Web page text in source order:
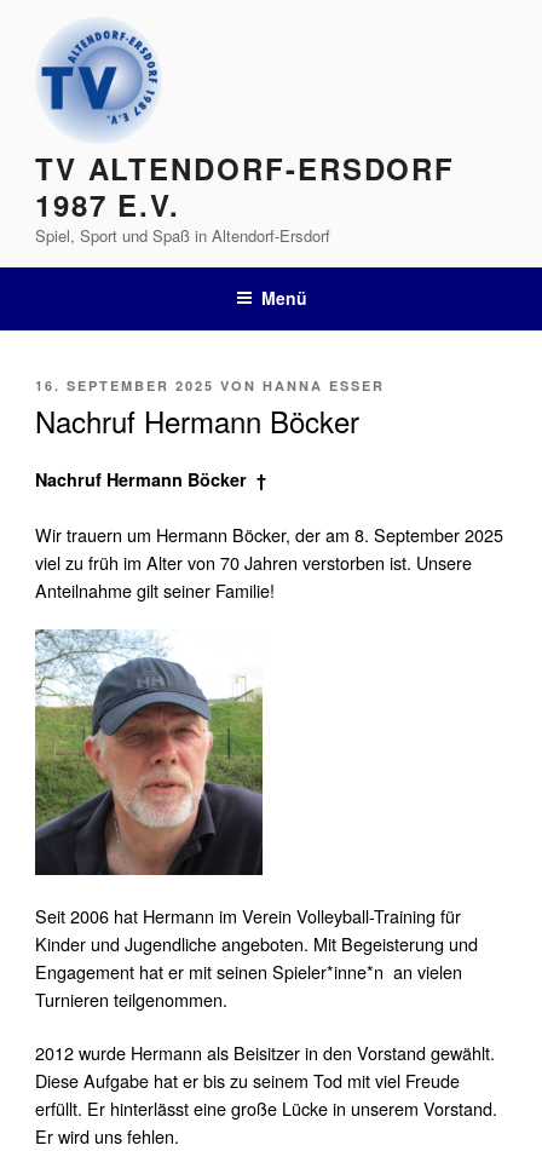
springen
TV ALTENDORF-ERSDORF
1987 E.V.
Spiel, Sport und Spaß in Altendorf-Ersdorf
Menü
VERÖFFENTLICHT
16. SEPTEMBER 2025 VON HANNA ESSER
Nachruf Hermann Böcker
Nachruf Hermann Böcker †
Wir trauern um Hermann Böcker, der am 8. September 2025
viel zu früh im Alter von 70 Jahren verstorben ist. Unsere
Anteilnahme gilt seiner Familie!
Seit 2006 hat Hermann im Verein Volleyball-Training für
Kinder und Jugendliche angeboten. Mit Begeisterung und
Engagement hat er mit seinen Spieler*inne*n an vielen
Turnieren teilgenommen.
2012 wurde Hermann als Beisitzer in den Vorstand gewählt.
Diese Aufgabe hat er bis zu seinem Tod mit viel Freude
erfüllt. Er hinterlässt eine große Lücke in unserem Vorstand.
Er wird uns fehlen.